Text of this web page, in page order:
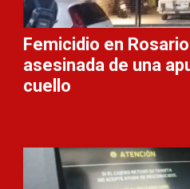
Femicidio en
asesinada de una
cuello